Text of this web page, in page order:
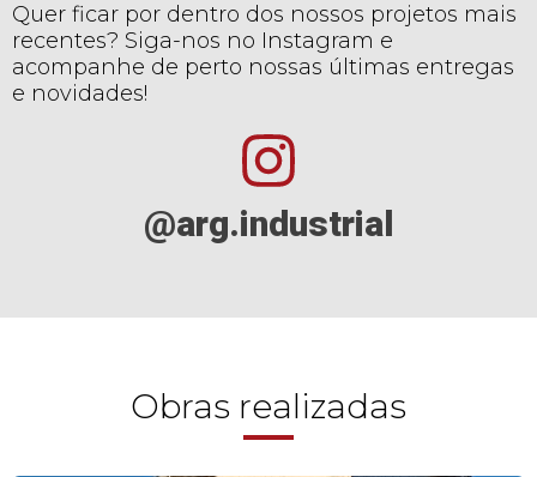
Quer ficar por dentro dos nossos projetos mais
recentes? Siga-nos no Instagram e
acompanhe de perto nossas últimas entregas
e novidades!
@arg.industrial
Obras realizadas